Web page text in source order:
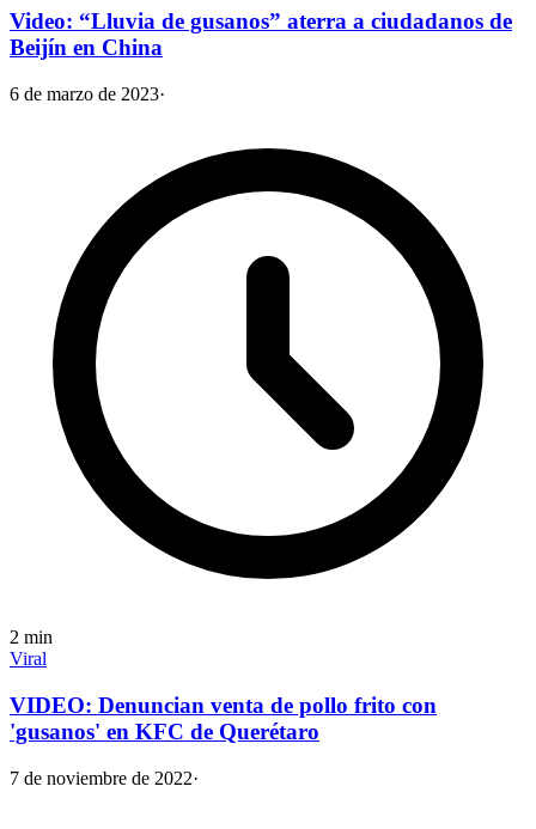
Video: “Lluvia de gusanos” aterra a ciudadanos de
Beijín en China
6 de marzo de 2023·
2 min
Viral
VIDEO: Denuncian venta de pollo frito con
'gusanos' en KFC de Querétaro
7 de noviembre de 2022·